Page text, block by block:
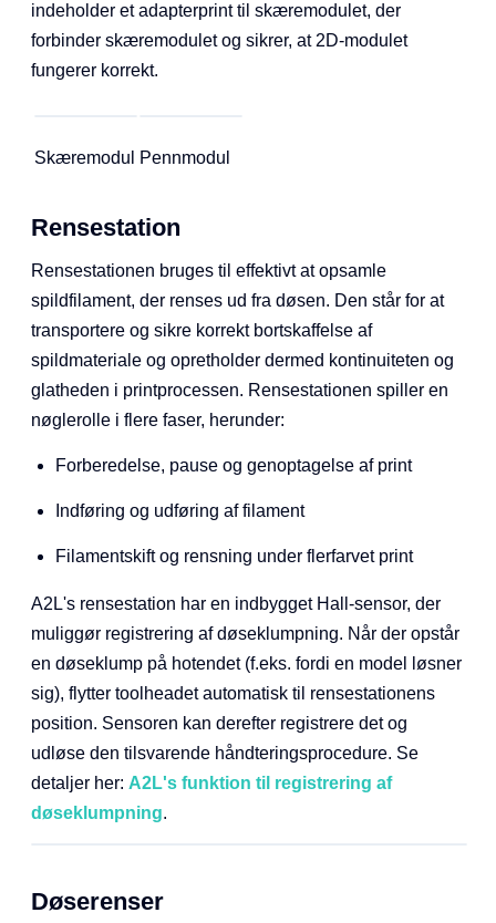
Ud over toolheadets hovedkomponenter, der er nævnt
ovenfor, understøtter A2L også montering af et skære-
eller pennmodul til 2D-opgaver. Monteringstrinene er
indeholder et adapterprint til skæremodulet, der
fungerer korrekt.
Skæremodul Pennmodul
Rensestation
Rensestationen bruges til effektivt at opsamle
transportere og sikre korrekt bortskaffelse af
spildmateriale og opretholder dermed kontinuiteten og
nøglerolle i flere faser, herunder:
Forberedelse, pause og genoptagelse af print
Indføring og udføring af filament
Filamentskift og rensning under flerfarvet print
A2L's rensestation har en indbygget Hall-sensor, der
muliggør registrering af døseklumpning. Når der opstår
en døseklump på hotendet (f.eks. fordi en model løsner
udløse den tilsvarende håndteringsprocedure. Se